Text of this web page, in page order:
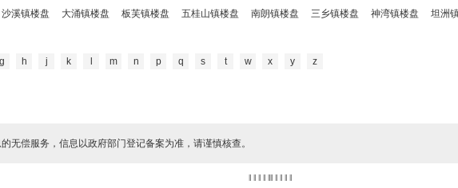
沙溪镇楼盘 大涌镇楼盘 板芙镇楼盘 五桂山镇楼盘 南朗镇楼盘 三乡镇楼盘 神湾镇楼盘 坦洲
g h j k m n p q s t w x y z
无偿服务，信息以政府部门登记备案为准，请谨慎核查。
‖ ‖ ‖ ‖ ‖‖ ‖ ‖ ‖ ‖